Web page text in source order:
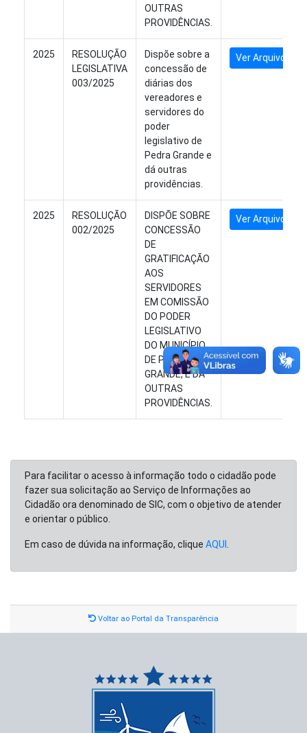
OUTRAS
PROVIDÊNCIAS.
2025
RESOLUÇÃO
LEGISLATIVA
003/2025
Dispõe sobre a
concessão de
diárias dos
vereadores e
servidores do
poder
legislativo de
Pedra Grande e
dá outras
providências.
Ver Arquivo
2025
RESOLUÇÃO
002/2025
DISPÕE SOBRE
CONCESSÃO
DE
GRATIFICAÇÃO
AOS
SERVIDORES
EM COMISSÃO
DO PODER
LEGISLATIVO
DO MUNICÍPIO
DE PEDRA
GRANDE, E DÁ
OUTRAS
PROVIDÊNCIAS.
Ver Arquivo
Para facilitar o acesso à informação todo o cidadão pode
fazer sua solicitação ao Serviço de Informações ao
Cidadão ora denominado de SIC, com o objetivo de atender
e orientar o público.
Em caso de dúvida na informação, clique AQUI
Voltar ao Portal da Transparência